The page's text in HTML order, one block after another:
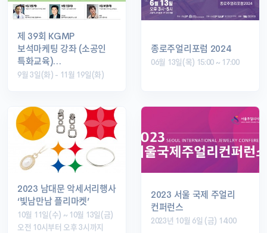
제 39회 KGMP
보석마케팅 강좌 (소공인
특화교육)…
9월 3일(화) - 11월 19일(화)
종로주얼리포럼 2024
06월 13일(목) 15:00 ~ 17:00
2023 남대문 악세서리행사
‘빛남만남 플리마켓’
10월 11일(수) ~ 10월 13일(금)
오전 10시부터 오후 3시까지
2023 서울 국제 주얼리
컨퍼런스
2023년 10월 6일 (금) 14:00